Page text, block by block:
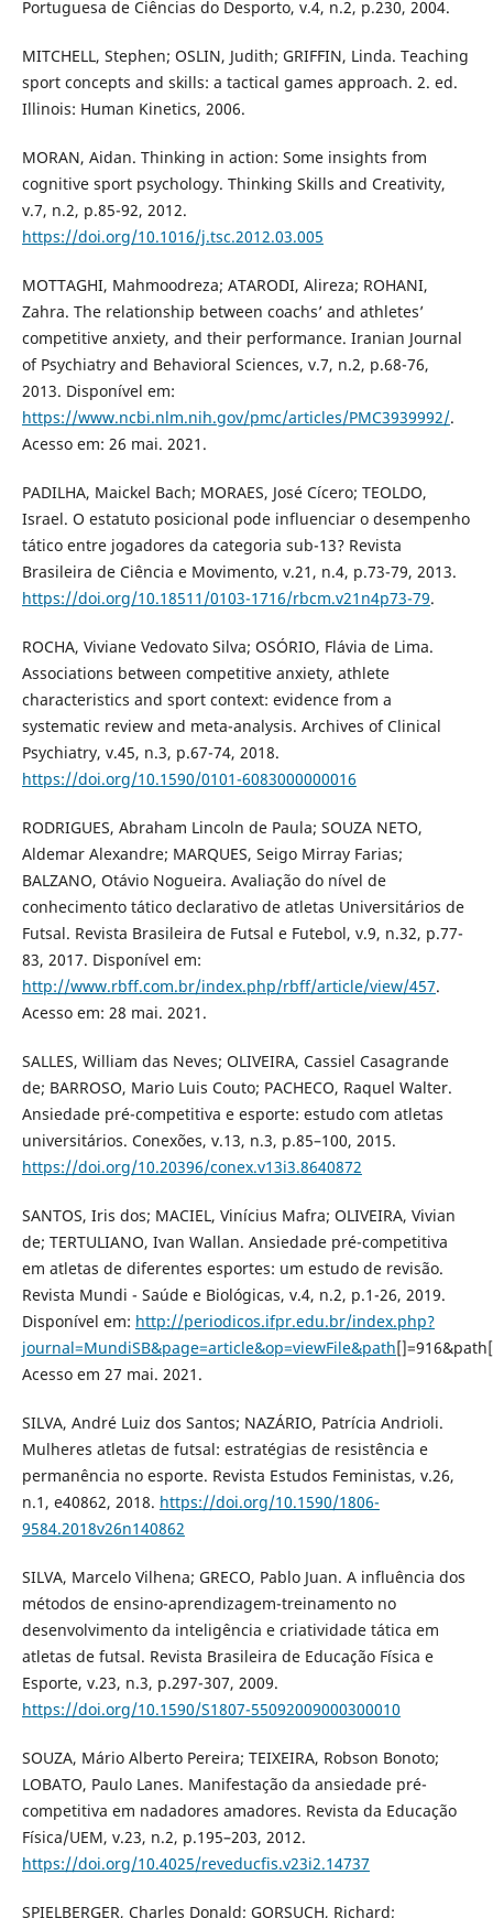
Portuguesa de Ciências do Desporto, v.4, n.2, p.230, 2004.
MITCHELL, Stephen; OSLIN, Judith; GRIFFIN, Linda. Teaching
sport concepts and skills: a tactical games approach. 2. ed.
Illinois: Human Kinetics, 2006.
MORAN, Aidan. Thinking in action: Some insights from
cognitive sport psychology. Thinking Skills and Creativity,
v.7, n.2, p.85-92, 2012.
https://doi.org/10.1016/j.tsc.2012.03.005
MOTTAGHI, Mahmoodreza; ATARODI, Alireza; ROHANI,
Zahra. The relationship between coachs’ and athletes’
competitive anxiety, and their performance. Iranian Journal
of Psychiatry and Behavioral Sciences, v.7, n.2, p.68-76,
2013. Disponível em:
https://www.ncbi.nlm.nih.gov/pmc/articles/PMC3939992/.
Acesso em: 26 mai. 2021.
PADILHA, Maickel Bach; MORAES, José Cícero; TEOLDO,
Israel. O estatuto posicional pode influenciar o desempenho
tático entre jogadores da categoria sub-13? Revista
Brasileira de Ciência e Movimento, v.21, n.4, p.73-79, 2013.
https://doi.org/10.18511/0103-1716/rbcm.v21n4p73-79.
ROCHA, Viviane Vedovato Silva; OSÓRIO, Flávia de Lima.
Associations between competitive anxiety, athlete
characteristics and sport context: evidence from a
systematic review and meta-analysis. Archives of Clinical
Psychiatry, v.45, n.3, p.67-74, 2018.
https://doi.org/10.1590/0101-6083000000016
RODRIGUES, Abraham Lincoln de Paula; SOUZA NETO,
Aldemar Alexandre; MARQUES, Seigo Mirray Farias;
BALZANO, Otávio Nogueira. Avaliação do nível de
conhecimento tático declarativo de atletas Universitários de
Futsal. Revista Brasileira de Futsal e Futebol, v.9, n.32, p.77-
83, 2017. Disponível em:
http://www.rbff.com.br/index.php/rbff/article/view/457.
Acesso em: 28 mai. 2021.
SALLES, William das Neves; OLIVEIRA, Cassiel Casagrande
de; BARROSO, Mario Luis Couto; PACHECO, Raquel Walter.
Ansiedade pré-competitiva e esporte: estudo com atletas
universitários. Conexões, v.13, n.3, p.85–100, 2015.
https://doi.org/10.20396/conex.v13i3.8640872
SANTOS, Iris dos; MACIEL, Vinícius Mafra; OLIVEIRA, Vivian
de; TERTULIANO, Ivan Wallan. Ansiedade pré-competitiva
em atletas de diferentes esportes: um estudo de revisão.
Revista Mundi - Saúde e Biológicas, v.4, n.2, p.1-26, 2019.
Disponível em: http://periodicos.ifpr.edu.br/index.php?
journal=MundiSB&page=article&op=viewFile&path
Acesso em 27 mai. 2021.
SILVA, André Luiz dos Santos; NAZÁRIO, Patrícia Andrioli.
Mulheres atletas de futsal: estratégias de resistência e
permanência no esporte. Revista Estudos Feministas, v.26,
n.1, e40862, 2018. https://doi.org/10.1590/1806-
9584.2018v26n140862
SILVA, Marcelo Vilhena; GRECO, Pablo Juan. A influência dos
métodos de ensino-aprendizagem-treinamento no
desenvolvimento da inteligência e criatividade tática em
atletas de futsal. Revista Brasileira de Educação Física e
Esporte, v.23, n.3, p.297-307, 2009.
https://doi.org/10.1590/S1807-55092009000300010
SOUZA, Mário Alberto Pereira; TEIXEIRA, Robson Bonoto;
LOBATO, Paulo Lanes. Manifestação da ansiedade pré-
competitiva em nadadores amadores. Revista da Educação
Física/UEM, v.23, n.2, p.195–203, 2012.
https://doi.org/10.4025/reveducfis.v23i2.14737
SPIELBERGER, Charles Donald; GORSUCH, Richard;